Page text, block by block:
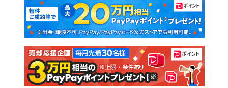
新築一戸建て 中古一戸建て
注文住宅 土地
売却査定